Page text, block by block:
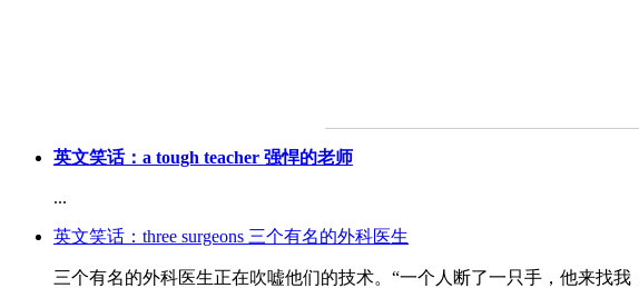
英文笑话：a tough teacher 强悍的老师
...
英文笑话：three surgeons 三个有名的外科医生
三个有名的外科医生正在吹嘘他们的技术。“一个人断了一只手，他来找